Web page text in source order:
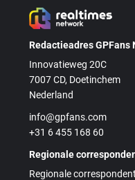
Redactieadres GPFans
Innovatieweg 20C
7007 CD, Doetinchem
Nederland
info@gpfans.com
+31 6 455 168 60
Regionale
Regionale